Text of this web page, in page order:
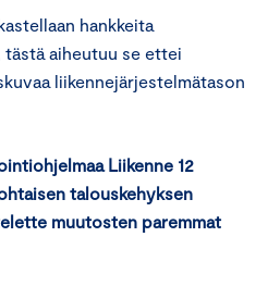
hankkeita
aiheutuu se ettei
liikennejärjestelmätason
Liikenne 12
talouskehyksen
muutosten paremmat